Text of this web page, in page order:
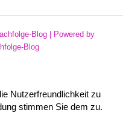
Blog | Powered by
Blog
Nutzerfreundlichkeit zu
stimmen Sie dem zu.